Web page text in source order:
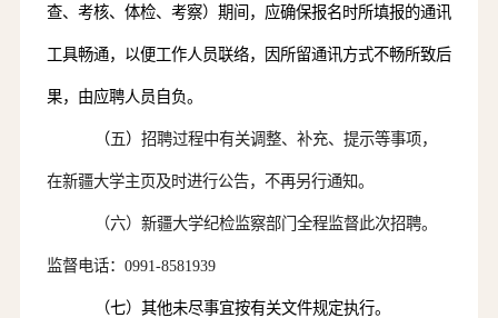
查、 考核、体检、考察）期间，应确保报名时所填报的通讯
工具畅通，以便工作人员联络，因所留通讯方式不畅所致后
果，由应聘人员自负。
（五） 招聘过程中有关调整、补充、提示等事项，
在新疆大学主页及时进行公告，不再另行通知。
（六） 新疆大学纪检监察部门全程监督此次招聘。
监督电话： 0991-8581939
（七）其他未尽事宜按有关文件规定执行。